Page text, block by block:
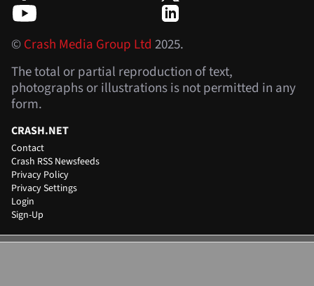
©Crash Media Group Ltd 2025.
The total or partial reproduction of text,
photographs or illustrations is not permitted in any
form.
CRASH.NET
Contact
Crash RSS Newsfeeds
Privacy Policy
Privacy Settings
Login
Sign-Up